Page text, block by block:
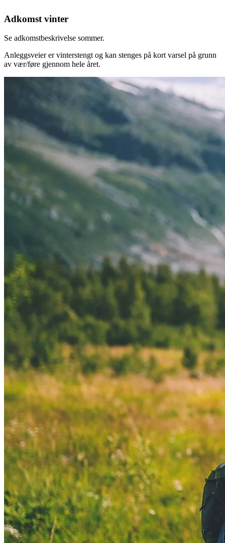
Adkomst vinter
Se adkomstbeskrivelse sommer.
Anleggsveier er vinterstengt og kan stenges på kort varsel på grunn
av vær/føre gjennom hele året.